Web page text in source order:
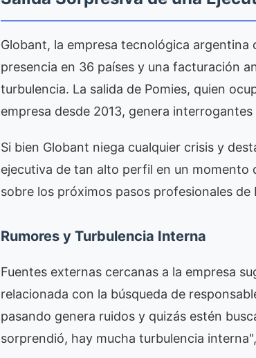
Globant, la empresa tecnológica
presencia en 36 países y una facturación
turbulencia. La salida de Pomies, quien
empresa desde 2013, genera
Si bien Globant niega cualquier crisis y
ejecutiva de tan alto perfil en un momento
sobre los próximos pasos profesionales de
Rumores y Turbulencia Interna
Fuentes externas cercanas a la empresa
relacionada con la búsqueda de
pasando genera ruidos y quizás estén
sorprendió, hay mucha turbulencia